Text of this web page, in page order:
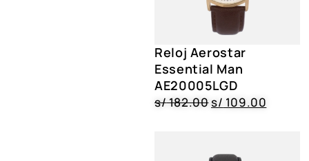
Reloj Aerostar
Essential Man
AE20005LGD
s/182.00s/ 109.00